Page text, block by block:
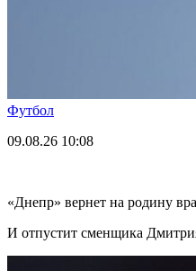
Футбол
09.08.26 10:08
«Днепр» вернет на родину
И отпустит сменщика